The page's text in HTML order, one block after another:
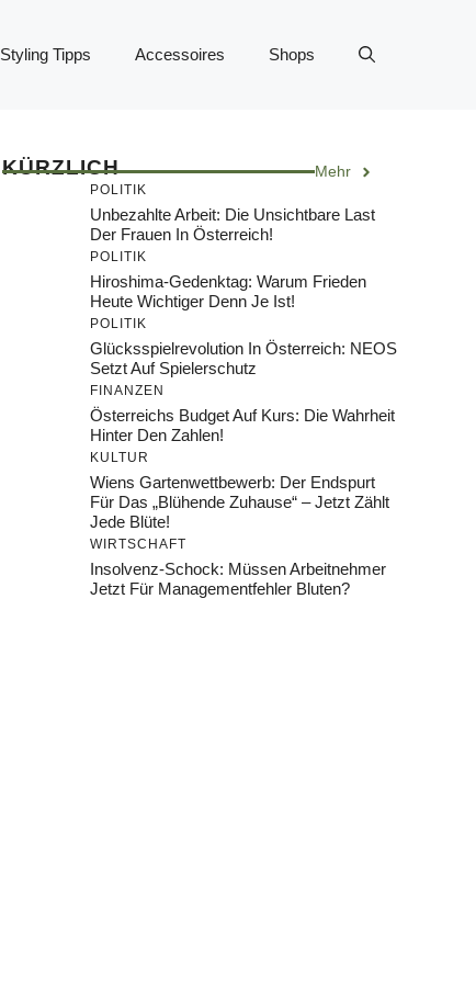
Styling Tipps Accessoires Shops
KÜRZLICH Mehr
POLITIK
Unbezahlte Arbeit: Die Unsichtbare Last
Der Frauen In Österreich!
POLITIK
Hiroshima-Gedenktag: Warum Frieden
Heute Wichtiger Denn Je Ist!
POLITIK
Glücksspielrevolution In Österreich: NEOS
Setzt Auf Spielerschutz
FINANZEN
Österreichs Budget Auf Kurs: Die Wahrheit
Hinter Den Zahlen!
KULTUR
Wiens Gartenwettbewerb: Der Endspurt
Für Das „Blühende Zuhause“ – Jetzt Zählt
Jede Blüte!
WIRTSCHAFT
Insolvenz-Schock: Müssen Arbeitnehmer
Jetzt Für Managementfehler Bluten?